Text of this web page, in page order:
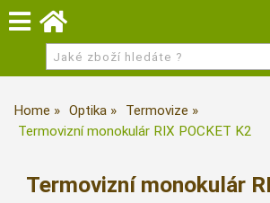
Home Optika
Termovize
Termovizní monokulár RIX POCKET K2
Termovizní monokulár